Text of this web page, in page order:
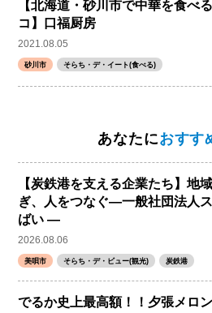
【北海道・砂川市で中華を食べ
コ】口福厨房
2021.08.05
砂川市 そらち・デ・イート(食べる)
あなたにおすす
【炭鉄港を支える企業たち】地
ぎ、人をつなぐ―一般社団法人
ばい ―
2026.08.06
美唄市 そらち・デ・ビュー(観光) 炭鉄港
でるか史上最高額！！夕張メロ